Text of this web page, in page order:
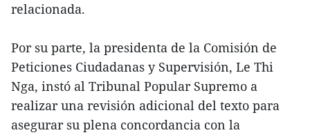
relacionada.
Por su parte, la presidenta de la Comisión de
Peticiones Ciudadanas y Supervisión, Le Thi
Nga, instó al Tribunal Popular Supremo a
realizar una revisión adicional del texto para
asegurar su plena concordancia con la